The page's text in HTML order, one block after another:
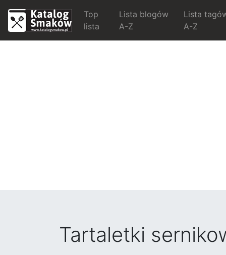
Top
lista
Lista blogów
A-Z
Lista
A-Z
Tartaletki